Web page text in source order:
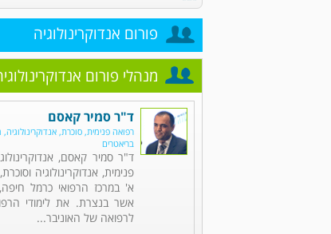
פורום אנדוקרינולוגיה
מנהלי פורום
ד"ר סמיר קאסם
רפואה פנימית, סוכרת,
בריאטרים
ד"ר סמיר קאסם,
פנימית, אנדוקרינולוגיה
א' במרכז הרפואי כרמל
אשר בנצרת. את לימודי
לרפואה של האוניבר...